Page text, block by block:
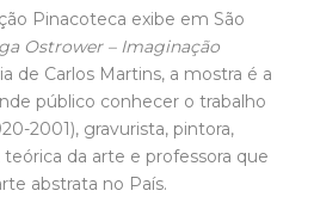
Pinacoteca exibe em São
Ostrower – Imaginação
de Carlos Martins, a mostra é a
público conhecer o trabalho
2001), gravurista, pintora,
teórica da arte e professora que
abstrata no País.